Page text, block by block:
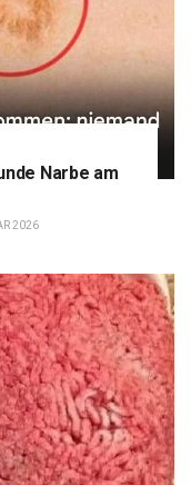
Narbe am
2026